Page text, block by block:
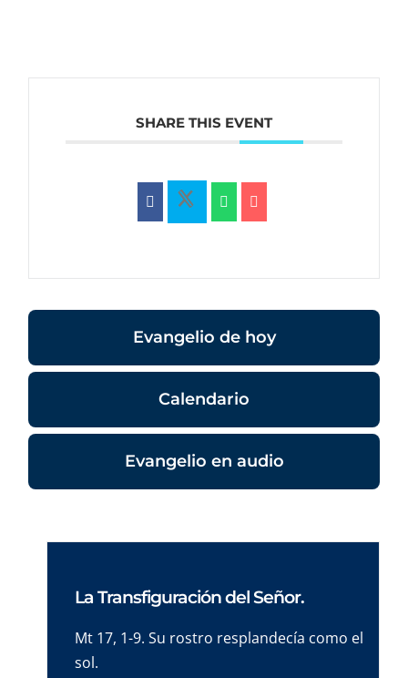
SHARE THIS EVENT
Evangelio de hoy
Calendario
Evangelio en audio
La Transfiguración del Señor.
Mt 17, 1-9. Su rostro resplandecía como el
sol.